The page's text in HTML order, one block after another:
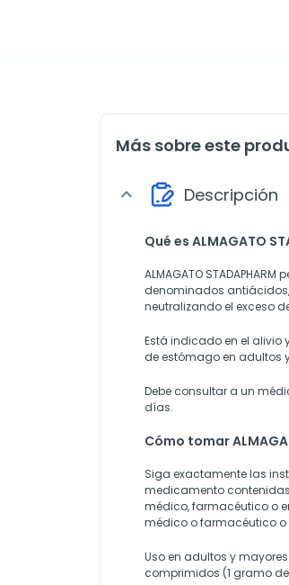
Más sobre este
expand_more Descripción
Qué es ALMAGATO
ALMAGATO
denominados
neutralizando el exceso
Está indicado en el
de estómago en adultos
Debe consultar a un
días.
Cómo tomar
Siga exactamente las
medicamento
médico, farmacéutico o
médico o farmacéutico o
Uso en adultos y mayores
comprimidos (1 gramo